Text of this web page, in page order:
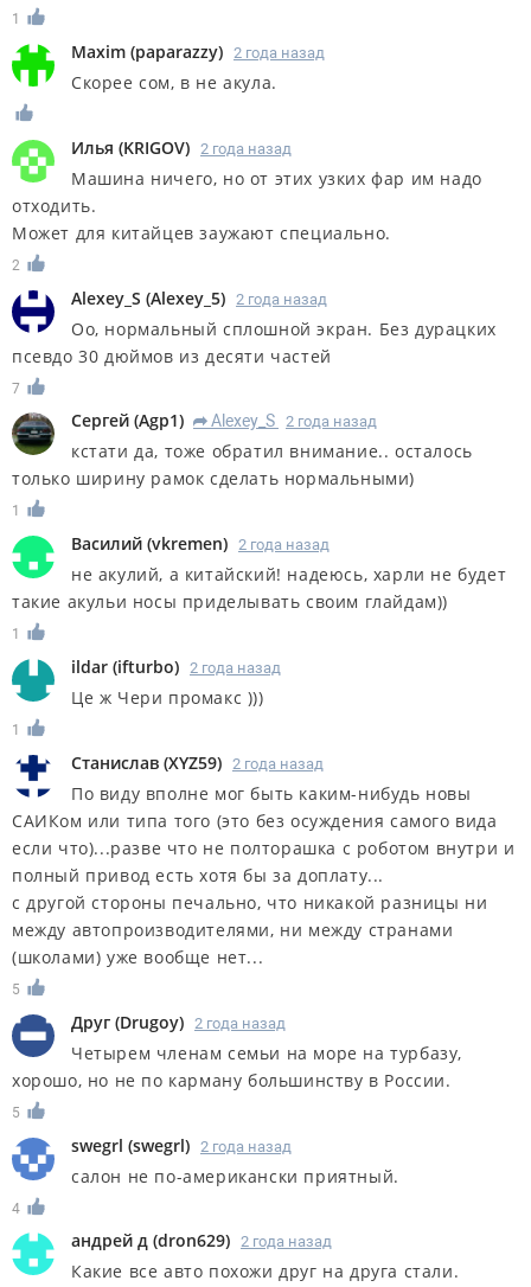
1
Maxim (paparazzy) 2 года назад
Скорее сом, в не акула.
Илья (KRIGOV) 2 года назад
Машина ничего, но от этих узких фар им надо
отходить.
Может для китайцев заужают специально.
2
Alexey_S (Alexey_5) 2 года назад
Оо, нормальный сплошной экран. Без дурацких
псевдо 30 дюймов из десяти частей
7
Сергей (Agp1) R Alexey_S 2 года назад
кстати да, тоже обратил внимание.. осталось
только ширину рамок сделать нормальными)
1
Василий (vkremen) 2 года назад
не акулий, а китайский! надеюсь, харли не будет
такие акульи носы приделывать своим глайдам))
1
ildar (ifturbo) 2 года назад
Це ж Чери промакс )))
1
Станислав (XYZ59) 2 года назад
По виду вполне мог быть каким-нибудь новы
САИКом или типа того (это без осуждения самого вида
если что)...разве что не полторашка с роботом внутри и
полный привод есть хотя бы за доплату...
с другой стороны печально, что никакой разницы ни
между автопроизводителями, ни между странами
(школами) уже вообще нет...
5
Друг (Drugoy) 2 года назад
Четырем членам семьи на море на турбазу,
хорошо, но не по карману большинству в России.
5
swegrl (swegrl) 2 года назад
салон не по-американски приятный.
4
андрей д (dron629) 2 года назад
Какие все авто похожи друг на друга стали.